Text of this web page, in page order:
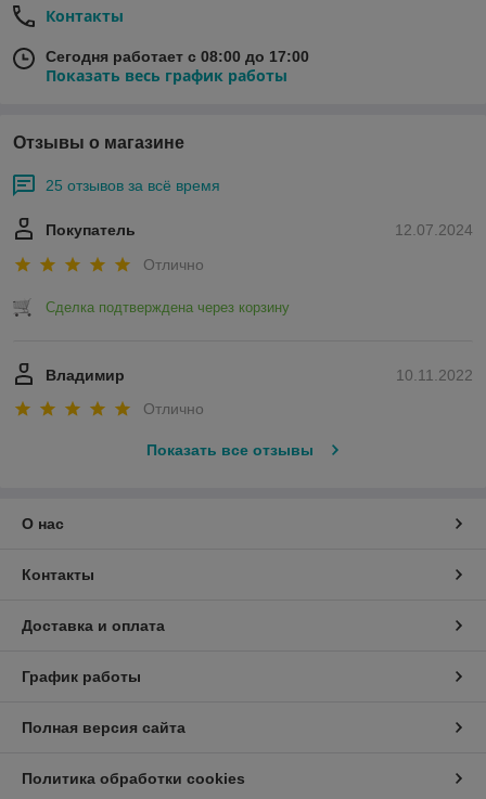
Контакты
Сегодня работает с 08:00 до 17:00
Показать весь график работы
Отзывы о магазине
25 отзывов за всё время
12.07.2024
Покупатель
Отлично
Сделка подтверждена через корзину
10.11.2022
Владимир
Отлично
Показать все отзывы
О нас
Контакты
Доставка и оплата
График работы
Полная версия сайта
Политика обработки cookies